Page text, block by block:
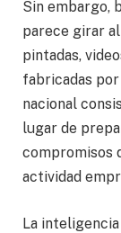
Sin embargo,
parece girar
pintadas,
fabricadas
nacional
lugar de
compromisos
actividad
La